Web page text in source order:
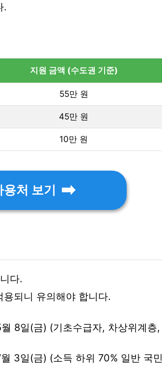
.
지원 금액 (수도권 기준)
55만 원
45만 원
10만 원
처 보기
다.
되니 유의해야 합니다.
8일(금) (기초수급자, 차상위계층,
3일(금) (소득 하위 70% 일반 국민